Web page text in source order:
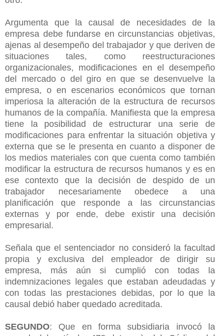
Argumenta que la causal de necesidades de la
empresa debe fundarse en circunstancias objetivas,
ajenas al desempeño del trabajador y que deriven de
situaciones tales, como reestructuraciones
organizacionales, modificaciones en el desempeño
del mercado o del giro en que se desenvuelve la
empresa, o en escenarios económicos que tornan
imperiosa la alteración de la estructura de recursos
humanos de la compañía. Manifiesta que la empresa
tiene la posibilidad de estructurar una serie de
modificaciones para enfrentar la situación objetiva y
externa que se le presenta en cuanto a disponer de
los medios materiales con que cuenta como también
modificar la estructura de recursos humanos y es en
ese contexto que la decisión de despido de un
trabajador necesariamente obedece a una
planificación que responde a las circunstancias
externas y por ende, debe existir una decisión
empresarial.
Señala que el sentenciador no consideró la facultad
propia y exclusiva del empleador de dirigir su
empresa, más aún si cumplió con todas la
indemnizaciones legales que estaban adeudadas y
con todas las prestaciones debidas, por lo que la
causal debió haber quedado acreditada.
SEGUNDO: Que en forma subsidiaria invocó la